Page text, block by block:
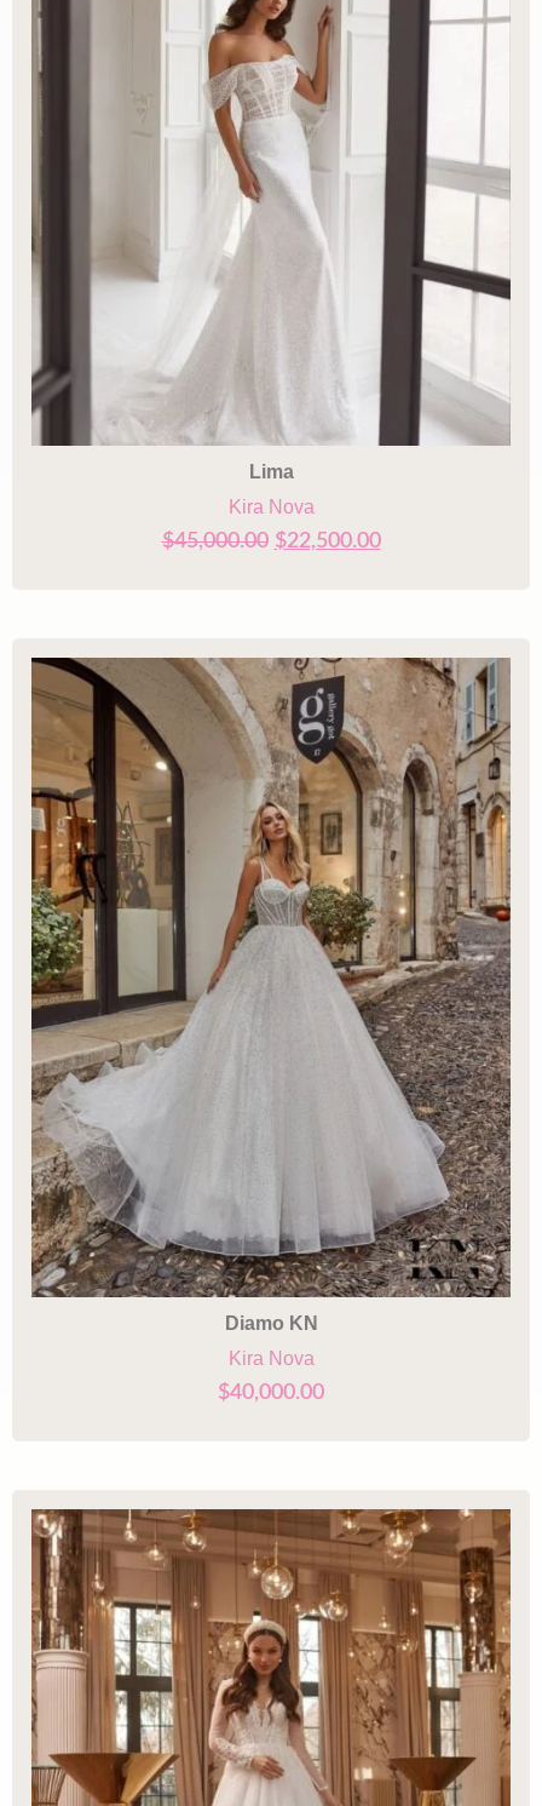
Lima
Kira Nova
$45,000.00 $22,500.00
Diamo KN
Kira Nova
$40,000.00